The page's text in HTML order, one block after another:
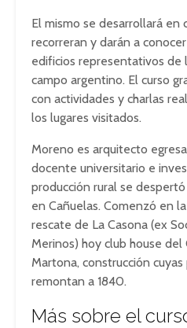
El mismo se desarrollará en
recorreran y darán a
edificios representativos de
campo argentino. El curso
con actividades y charlas
los lugares visitados.
Moreno es arquitecto
docente universitario e
producción rural se
en Cañuelas. Comenzó en
rescate de La Casona (ex
Merinos) hoy club house del
Martona, construcción
remontan a 1840.
Más sobre el